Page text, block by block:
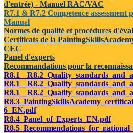
d'entrée) - Manuel RAC/VAC
R7.1 & R7.2 Competence assessment
Manual
Normes de qualité et procédures
Certificats de la
CEC
Panel d'experts
Recommandations pour la
6_EN.pdf
R8.4_Panel_of_Experts_EN.pdf